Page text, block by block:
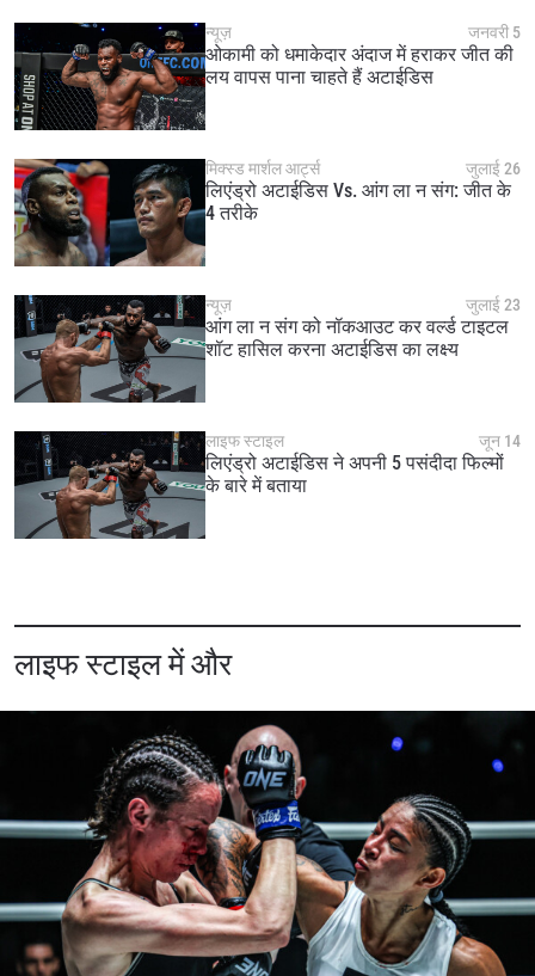
न्यूज़ जनवरी 5
ओकामी को धमाकेदार अंदाज में हराकर जीत की
लय वापस पाना चाहते हैं अटाईडिस
मिक्स्ड मार्शल आर्ट्स जुलाई 26
लिएंड्रो अटाईडिस Vs. आंग ला न संग: जीत के
4 तरीके
न्यूज़ जुलाई 23
आंग ला न संग को नॉकआउट कर वर्ल्ड टाइटल
शॉट हासिल करना अटाईडिस का लक्ष्य
लाइफ स्टाइल जून 14
लिएंड्रो अटाईडिस ने अपनी 5 पसंदीदा फिल्मों
के बारे में बताया
लाइफ स्टाइल में और